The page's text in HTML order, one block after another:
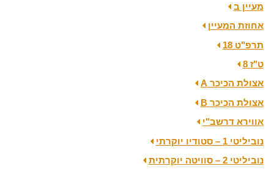
מעיין ב
אחוזת המעיין
תרפ"ט 18
ט"ז 8
אצולת הכיכר A
אצולת הכיכר B
אווירא דרשב"י
נוביליטי 1 – סטודיו יוקרתי
נוביליטי 2 – סוויטה יוקרתית